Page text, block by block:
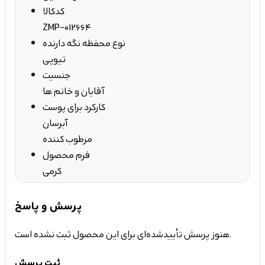
کدکالا
ZMP-012664
نوع محفظه نگه دارنده
تیوپی
جنسیت
آقایان و خانم ها
کارکرد برای پوست
آبرسان
مرطوب کننده
فرم محصول
کرمی
پرسش و پاسخ
هنوز پرسش تأییدشده‌ای برای این محصول ثبت نشده است.